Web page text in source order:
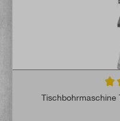
Tischbohrmaschine